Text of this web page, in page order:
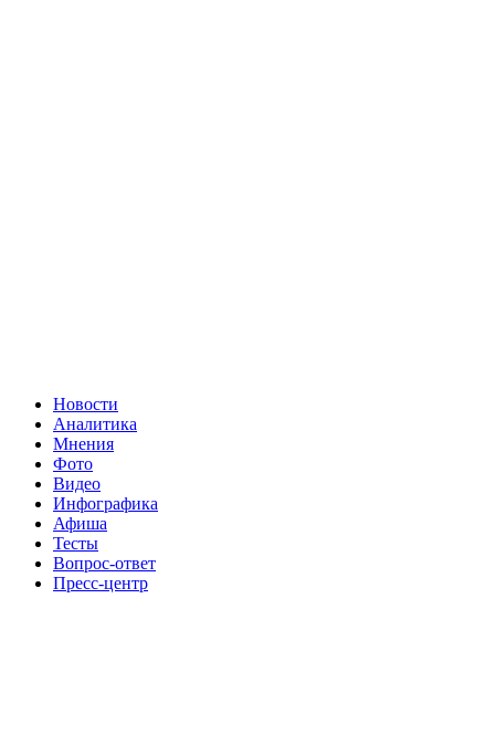
Новости
Аналитика
Мнения
Фото
Видео
Инфографика
Афиша
Тесты
Вопрос-ответ
Пресс-центр